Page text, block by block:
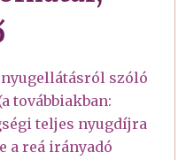
szóló
továbbiakban:
teljes nyugdíjra
a reá irányadó